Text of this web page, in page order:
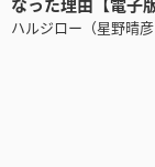
ハルジロー（星野晴